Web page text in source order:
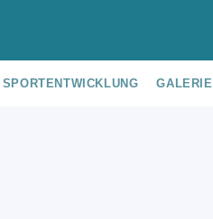
SPORTENTWICKLUNG GALERIE